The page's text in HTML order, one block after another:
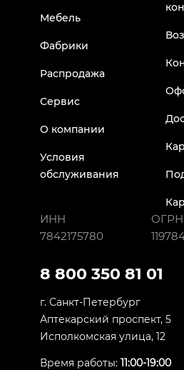
Мебель
Фабрики
Распродажа
Сервис
О компании
Условия
обслуживания
ИНН
7842175780
ОГРН
8 800 350 81 01
г. Санкт-Петербург
Аптекарский проспект, 5
Исполкомская улица, 12
Время работы: 11:00-19:00